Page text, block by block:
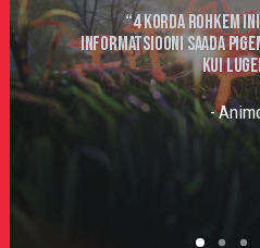
“4 korda rohkem
informatsiooni saada
kui
-